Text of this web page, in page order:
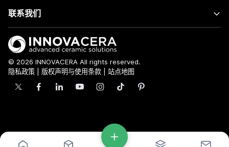
联系我们
© 2026 INNOVACERA All rights reserved.
隐私政策
版权声明与使用条款 站点地图